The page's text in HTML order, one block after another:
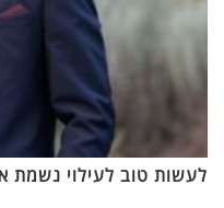
לעשות טוב לעילוי נשמת